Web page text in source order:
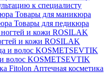
к специалисту
Товары для маникюра
Товары для педикюра
и кожи ROSILAK
волос KOSMETSEVTIK
Аптечная косметика